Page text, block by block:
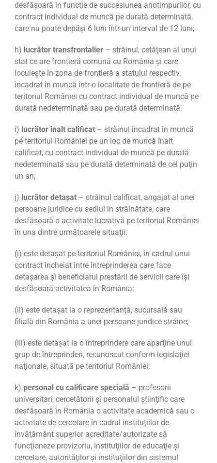
desfăşoară în funcţie de succesiunea anotimpurilor, cu
contract individual de muncă pe durată determinată,
care nu poate depăşi 6 luni într-un interval de 12 luni;
h) lucrător transfrontalier – străinul, cetăţean al unui
stat ce are frontieră comună cu România şi care
locuieşte în zona de frontieră a statului respectiv,
încadrat în muncă într-o localitate de frontieră de pe
teritoriul României cu contract individual de muncă pe
durată nedeterminată sau pe durată determinată;
i) lucrător înalt calificat – străinul încadrat în muncă
pe teritoriul României pe un loc de muncă înalt
calificat, cu contract individual de muncă pe durată
nedeterminată sau pe durată determinată de cel puţin
un an;
j) lucrător detaşat – străinul calificat, angajat al unei
persoane juridice cu sediul în străinătate, care
desfășoară o activitate lucrativă pe teritoriul României
în una dintre următoarele situaţii:
(i) este detaşat pe teritoriul României, în cadrul unui
contract încheiat între întreprinderea care face
detaşarea şi beneficiarul prestării de servicii care îşi
desfăşoară activitatea în România;
(ii) este detaşat la o reprezentanţă, sucursală sau
filială din România a unei persoane juridice străine;
(iii) este detaşat la o întreprindere care aparţine unui
grup de întreprinderi, recunoscut conform legislaţiei
naţionale, situată pe teritoriul României;
k) personal cu calificare specială – profesorii
universitari, cercetătorii şi personalul ştiinţific care
desfăşoară în România o activitate academică sau o
activitate de cercetare în cadrul instituţiilor de
învăţământ superior acreditate/autorizate să
funcţioneze provizoriu, instituţiilor de educaţie şi
cercetare, autorităţilor şi instituţiilor din sistemul